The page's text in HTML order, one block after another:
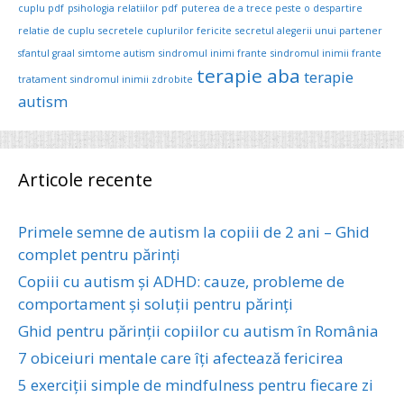
cuplu pdf psihologia relatiilor pdf puterea de a trece peste o despartire
relatie de cuplu secretele cuplurilor fericite secretul alegerii unui partener
sfantul graal simtome autism sindromul inimi frante sindromul inimii frante
tratament sindromul inimii zdrobite terapie aba terapie
autism
Articole recente
Primele semne de autism la copiii de 2 ani – Ghid
complet pentru părinți
Copiii cu autism și ADHD: cauze, probleme de
comportament și soluții pentru părinți
Ghid pentru părinții copiilor cu autism în România
7 obiceiuri mentale care îți afectează fericirea
5 exerciții simple de mindfulness pentru fiecare zi